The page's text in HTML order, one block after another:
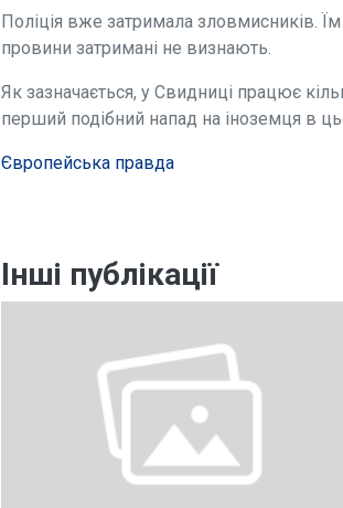
Поліція вже затримала зловмисників.
провини затримані не визнають.
Як зазначається, у Свидниці працює
перший подібний напад на іноземця в
Європейська правда
Інші публікації